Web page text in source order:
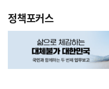
정책포커스